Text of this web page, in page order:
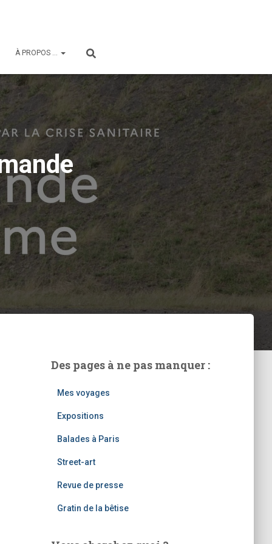
À PROPOS …
Des pages à ne pas manquer :
Mes voyages
Expositions
Balades à Paris
Street-art
Revue de presse
Gratin de la bêtise